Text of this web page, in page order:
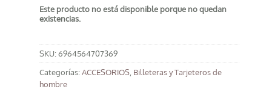
Este producto no está disponible porque no quedan
existencias.
SKU:6964564707369
Categorías:ACCESORIOS Billeteras y Tarjeteros de
hombre